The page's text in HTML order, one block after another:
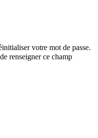
votre mot de passe.
renseigner ce champ